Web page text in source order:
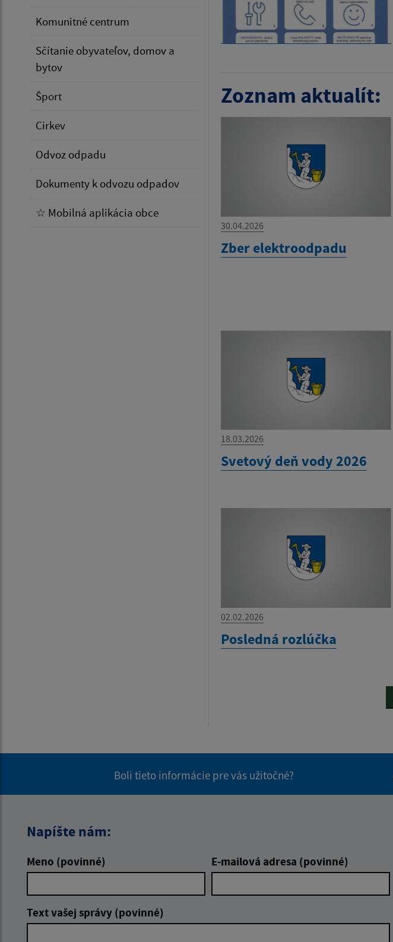
Komunitné centrum
Sčítanie obyvateľov, domov a
bytov
Šport
Cirkev
Odvoz odpadu
Dokumenty k odvozu odpadov
☆ Mobilná aplikácia obce
Zoznam aktualít:
30.04.2026
Zber elektroodpadu
18.03.2026
Svetový deň vody 2026
02.02.2026
Posledná rozlúčka
Boli tieto informácie pre vás užitočné?
Napíšte nám:
Meno (povinné) E-mailová adresa (povinné)
Text vašej správy (povinné)